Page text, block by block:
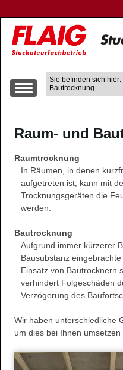
Sie befinden sich hier:
Bautrocknung
Leistungen
Innen- und
Trockenbau
Wärme-, Schall-
Farbgestaltung
Fließestrich
Raum- und
Wasserschaden-
Herstellung und
Dekorative
Raum- und
Raumtrocknung
In Räumen, in denen
aufgetreten ist, kann mit
Trocknungsgeräten die
werden.
Bautrocknung
Aufgrund immer kürzerer
Bausubstanz
Einsatz von Bautrocknern
verhindert Folgeschäden
Verzögerung des
Wir haben unterschiedliche
um dies bei Ihnen umsetzen